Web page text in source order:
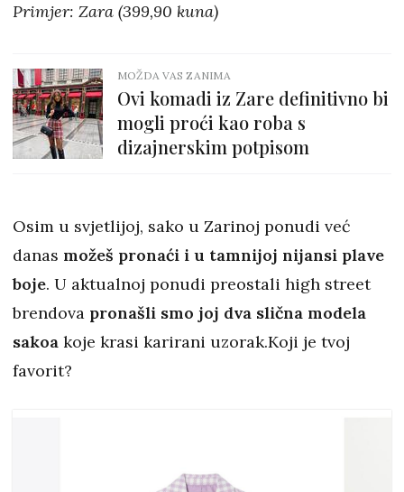
Primjer: Zara (399,90 kuna)
MOŽDA VAS ZANIMA
Ovi komadi iz Zare definitivno bi
mogli proći kao roba s
dizajnerskim potpisom
Osim u svjetlijoj, sako u Zarinoj ponudi već
danas možeš pronaći i u tamnijoj nijansi plave
boje. U aktualnoj ponudi preostali high street
brendova pronašli smo joj dva slična modela
sakoa koje krasi karirani uzorak.Koji je tvoj
favorit?